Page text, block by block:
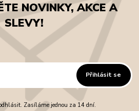
NOVINKY, AKCE A
SLEVY!
Přihlásit se
Zasíláme jednou za 14 dní.